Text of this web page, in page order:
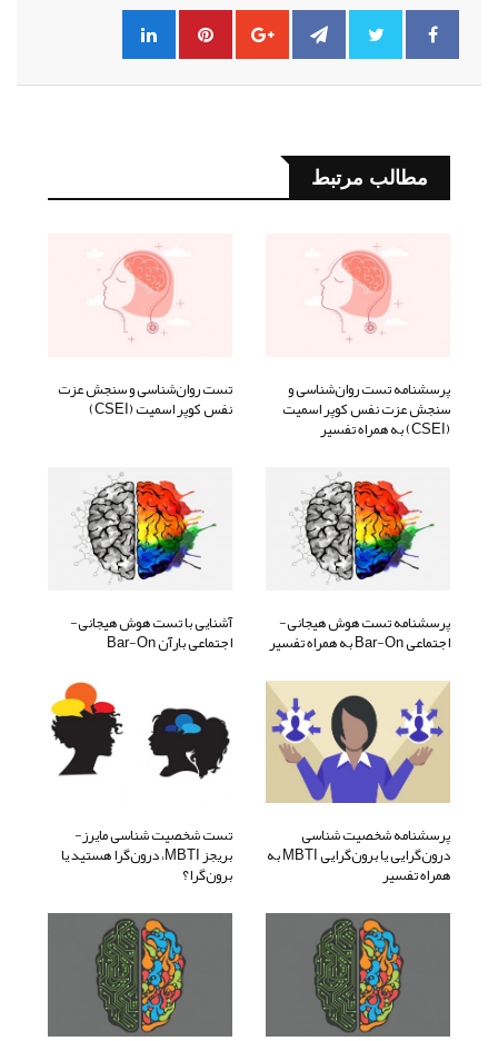
مطالب مرتبط
پرسشنامه تست روان‌شناسی و
سنجش عزت نفس کوپر اسمیت
(CSEI) به همراه تفسیر
تست روان‌شناسی و سنجش عزت
نفس کوپر اسمیت (CSEI)
پرسشنامه تست هوش هیجانی-
اجتماعی Bar-On به همراه تفسیر
آشنایی با تست هوش هیجانی-
اجتماعی بارآن Bar-On
پرسشنامه شخصیت شناسی
درون‌گرایی یا برون‌گرایی MBTI به
همراه تفسیر
تست شخصیت شناسی مایرز-
بریجز MBTI، درون‌گرا هستید یا
برون‌گرا؟